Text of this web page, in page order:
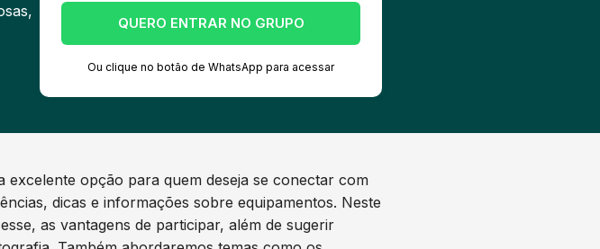
QUERO ENTRAR NO GRUPO
Ou clique no botão de WhatsApp para acessar
excelente opção para quem deseja se conectar com
dicas e informações sobre equipamentos. Neste
as vantagens de participar, além de sugerir